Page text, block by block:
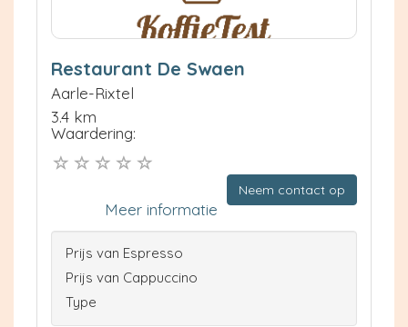
Restaurant De Swaen
Aarle-Rixtel
3.4 km
Waardering:
Neem contact op
Meer informatie
Prijs van Espresso
Prijs van Cappuccino
Type